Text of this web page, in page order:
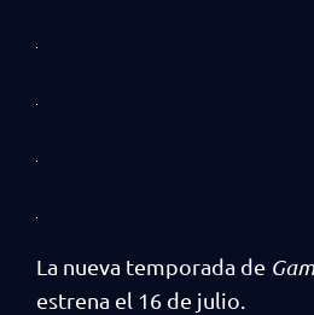
La nueva temporada de
estrena el 16 de julio.